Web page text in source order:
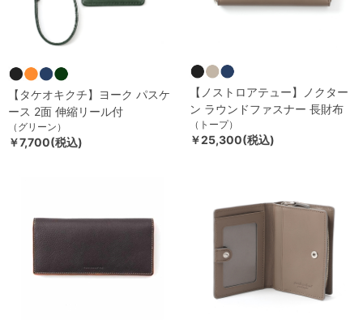
【タケオキクチ】ヨーク パスケ
ース 2面 伸縮リール付
（グリーン）
￥7,700(税込)
【ノストロアテュー】ノクター
ン ラウンドファスナー 長財布
（トープ）
￥25,300(税込)